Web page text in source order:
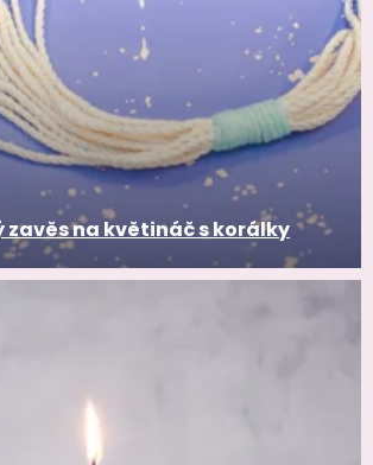
zavěs na květináč s korálky